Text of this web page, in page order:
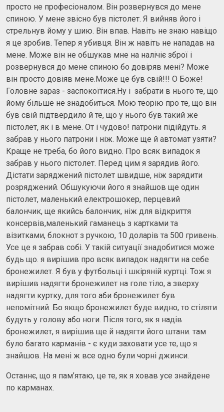
просто не професіоналом. Він розвернувся до мене
спиною. У мене звісно був пістолет. Я вийняв його і
стрельнув йому у шию. Він впав. Навіть не знаю навіщо
я це зробив. Тепер я убивця. Він ж навіть не нападав на
мене. Може він не обшукав мне на налічіє зброї і
розвернувся до мене спиною бо довіряв мені? Може
він просто довіяв мене.Може це був свій!!! О Боже!
Головне зараз - заспокоїтися.Ну і забрати в нього те, що
йому більше не знадобиться. Мою теорію про те, що він
був свій підтвердило й те, що у нього був такий же
пістолет, як і в мене. От і чудово! патрони підійдуть. я
забрав у нього патрони і ніж. Може ще й автомат узяти?
Краще не треба, бо його видно. Про всяк випадок я
забрав у нього пістолет. Перед цим я зарядив його.
Дістати заряджений пістолет швидше, ніж зарядити
розряджений. Обшукуючи його я знайшов ще один
пістолет, маленький електрошокер, перцевий
балончик, ще якийсь балончик, ніж для відкриття
консервів,маленький гаманець з картками та
візитками, блокнот з ручкою, 10 доларів та 500 гривень.
Усе це я забрав собі. У такій ситуації знадобитися може
будь що. я вирішив про всяк випадок надягти на себе
бронежилет. Я був у футбольці і шкіряній куртці. Тож я
вирішив надягти бронежилет на голе тіло, а зверху
надягти куртку, для того аби бронежилет був
непомітний. Бо якщо бронежилет буде видно, то стіляти
будуть у голову або ноги. Після того, як я надів
бронежилет, я вирішив ще й надягти його штани. там
було багато карманів - є куди заховати усе те, що я
знайшов. На мені ж все одно були чорні джинси.
Останнє, що я пам’ятаю, це те, як я ховав усе знайдене
по карманах.